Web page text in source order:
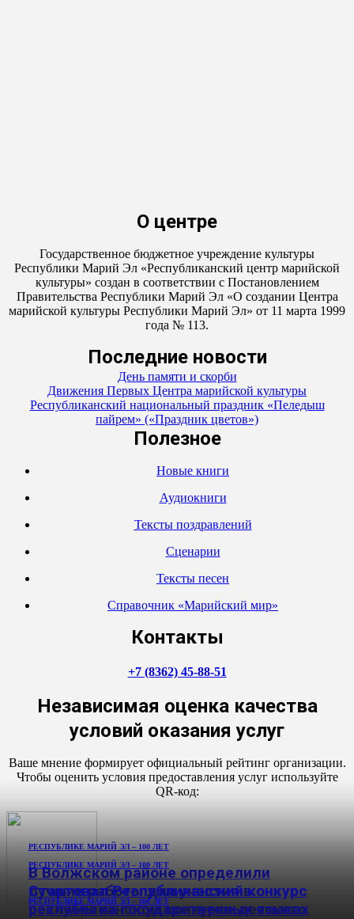
РЕСПУБЛИКЕ МАРИЙ ЭЛ – 100 ЛЕТ
В Волжском районе определили
лучшие работы для участия в
республиканском конкурсе детского
РЕСПУБЛИКЕ МАРИЙ ЭЛ – 100 ЛЕТ
Стартовал Республиканский конкурс
рекламы на государственных языках
РЕСПУБЛИКЕ МАРИЙ ЭЛ – 100 ЛЕТ
О центре
Государственное бюджетное учреждение культуры
Республики Марий Эл «Республиканский центр марийской
культуры» создан в соответствии с Постановлением
Правительства Республики Марий Эл «О создании Центра
марийской культуры Республики Марий Эл» от 11 марта 1999
года № 113.
Последние новости
День памяти и скорби
Движения Первых Центра марийской культуры
Республиканский национальный праздник «Пеледыш
пайрем» («Праздник цветов»)
Полезное
Новые книги
Аудиокниги
Тексты поздравлений
Сценарии
Тексты песен
Справочник «Марийский мир»
Контакты
+7 (8362) 45-88-51
Независимая оценка качества
условий оказания услуг
Ваше мнение формирует официальный рейтинг организации.
Чтобы оценить условия предоставления услуг используйте
QR-код: